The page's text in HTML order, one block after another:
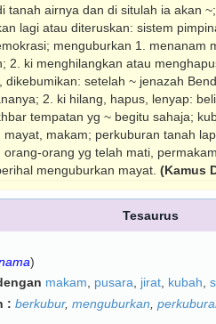
tanah airnya dan di situlah ia akan
lagi atau diteruskan: sistem
menguburkan 1. menanam
2. ki menghilangkan atau
dikebumikan: setelah ~ jenazah
2. ki hilang, hapus, lenyap:
tempatan yg ~ begitu sahaja;
mayat, makam; perkuburan tanah
orang-orang yg telah mati,
menguburkan mayat. (Kamus
Tesaurus
)
makam pusara jirat kubah
: berkubur, menguburkan